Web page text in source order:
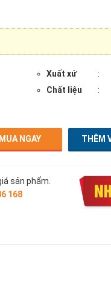
Xuất xứ
:
Chất liệu
:
MUA NGAY
sản phẩm.
168